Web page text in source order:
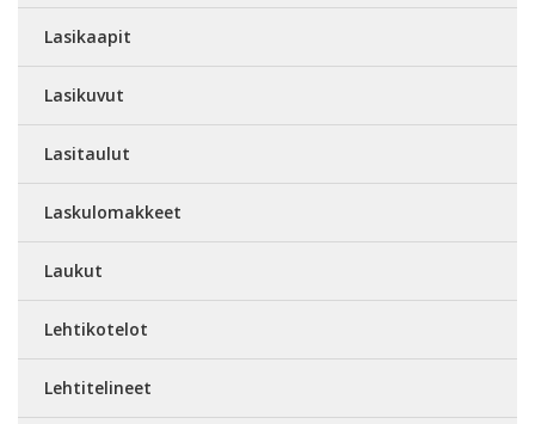
Lasikaapit
Lasikuvut
Lasitaulut
Laskulomakkeet
Laukut
Lehtikotelot
Lehtitelineet